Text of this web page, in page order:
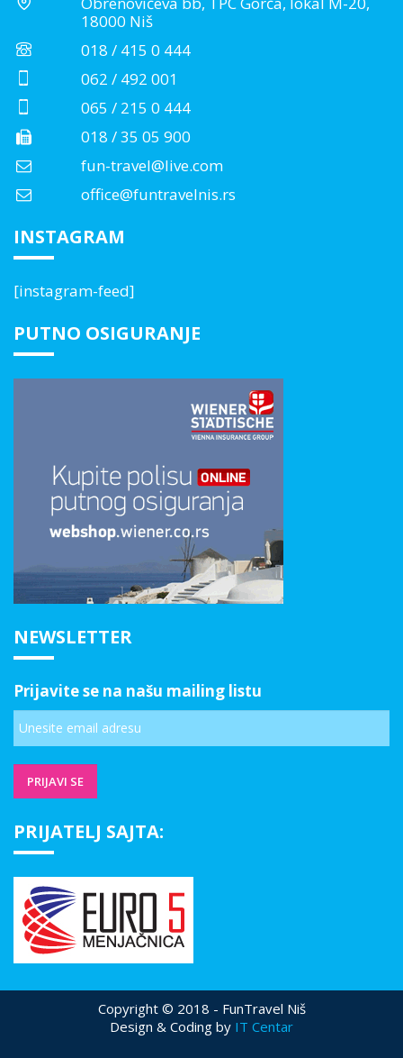
18000 Niš
018 / 415 0 444
062 / 492 001
065 / 215 0 444
018 / 35 05 900
fun-travel@live.com
office@funtravelnis.rs
INSTAGRAM
[instagram-feed]
PUTNO OSIGURANJE
NEWSLETTER
Prijavite se na našu mailing listu
PRIJATELJ SAJTA:
Copyright © 2018 - FunTravel Niš
Design & Coding by IT Centar